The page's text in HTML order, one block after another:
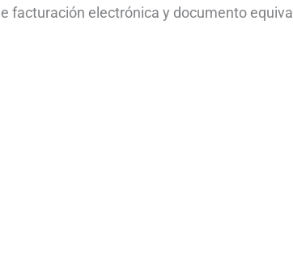
facturación electrónica y documento